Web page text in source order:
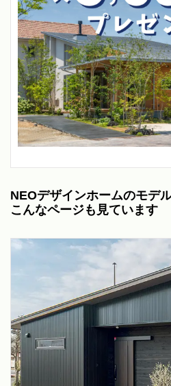
NEOデザインホームのモデ
こんなページも見ています